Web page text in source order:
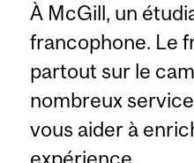
À McGill, un
francophone. Le
partout sur le
nombreux
vous aider à